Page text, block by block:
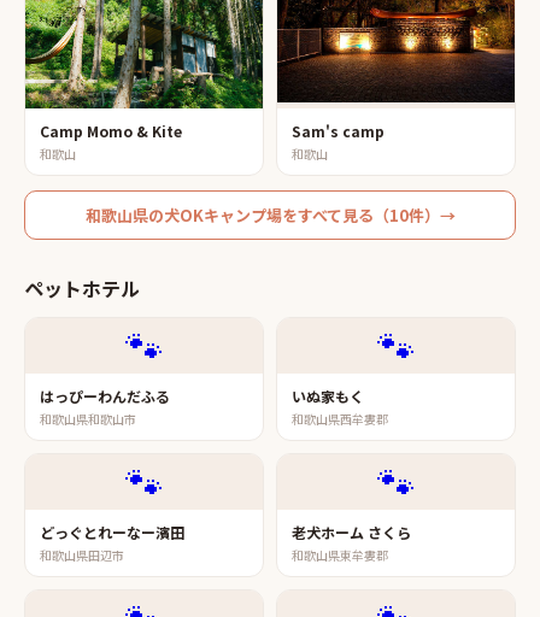
Camp Momo & Kite
和歌山
Sam's camp
和歌山
和歌山県の犬OKキャンプ場をすべて見る（10件）→
ペットホテル
🐾
はっぴーわんだふる
和歌山県和歌山市
🐾
いぬ家もく
和歌山県西牟婁郡
🐾
どっぐとれーなー濱田
和歌山県田辺市
🐾
老犬ホーム さくら
和歌山県東牟婁郡